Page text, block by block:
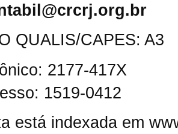
QUALIS/CAPES: A3
2177-417X
1519-0412
está indexada em